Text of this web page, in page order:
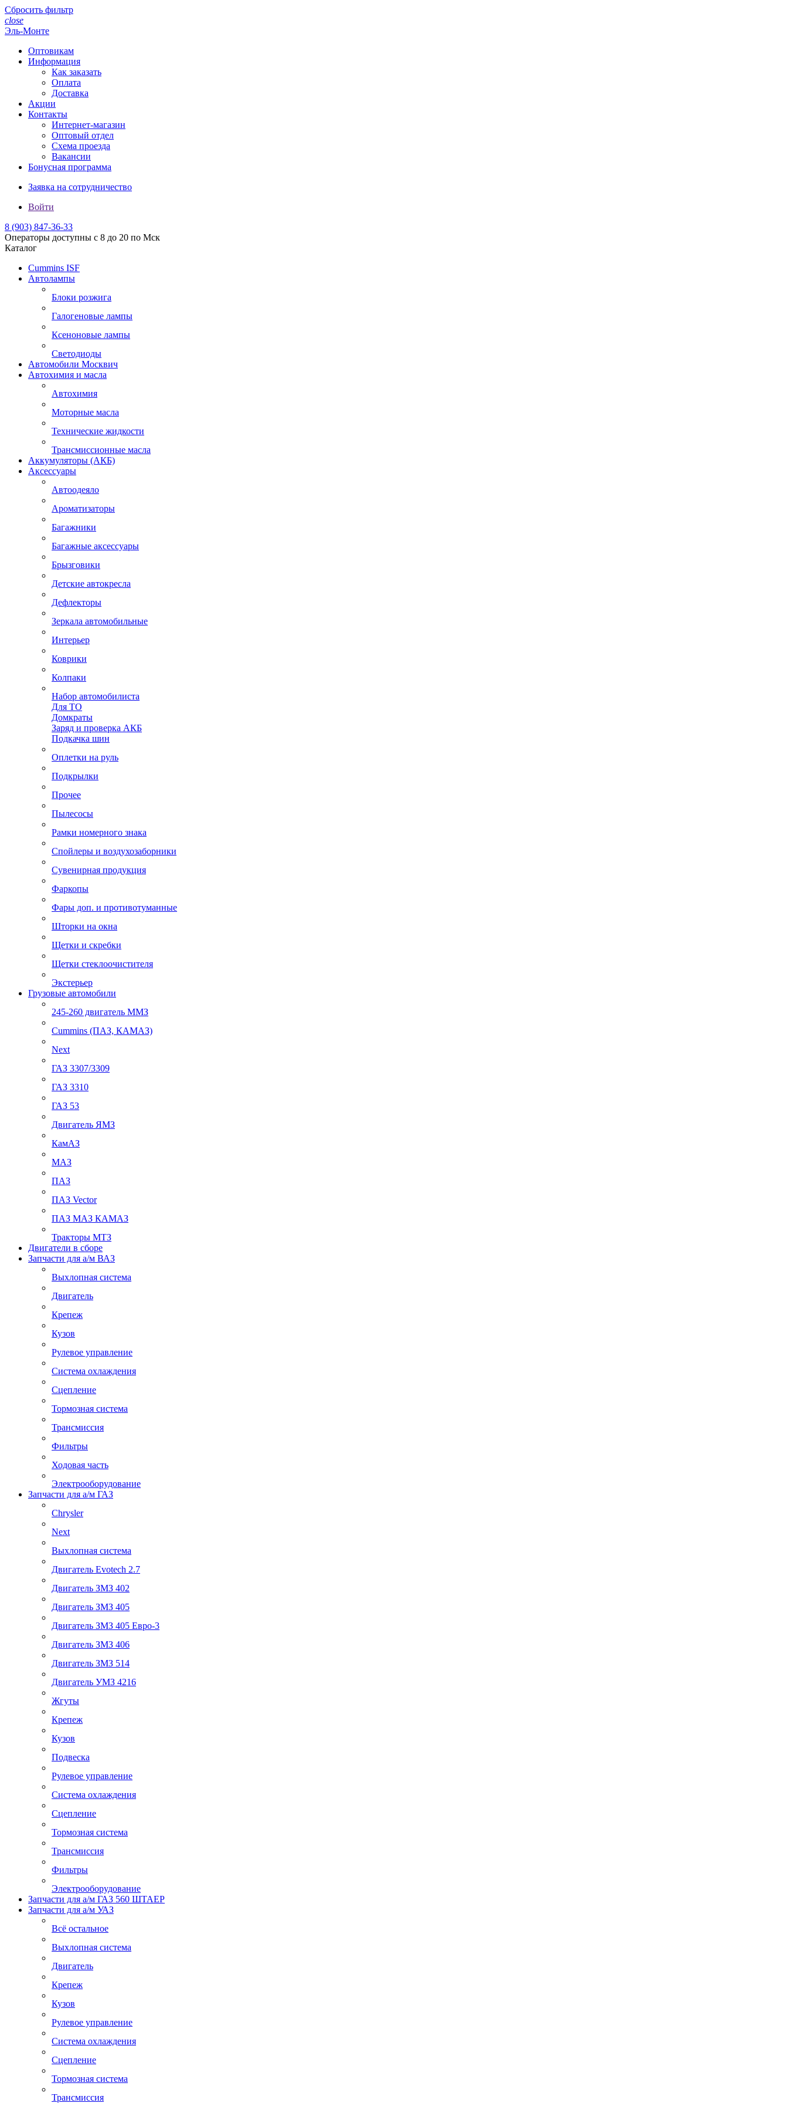
Сбросить фильтр
close
Эль-Монте
Оптовикам
Информация
Как заказать
Оплата
Доставка
Акции
Контакты
Интернет-магазин
Оптовый отдел
Схема проезда
Вакансии
Бонусная программа
Заявка на сотрудничество
Войти
8 (903) 847-36-33
Операторы доступны с 8 до 20 по Мск
Каталог
Cummins ISF
Автолампы
Блоки розжига
Галогеновые лампы
Ксеноновые лампы
Светодиоды
Автомобили Москвич
Автохимия и масла
Автохимия
Моторные масла
Технические жидкости
Трансмиссионные масла
Аккумуляторы (АКБ)
Аксессуары
Автоодеяло
Ароматизаторы
Багажники
Багажные аксессуары
Брызговики
Детские автокресла
Дефлекторы
Зеркала автомобильные
Интерьер
Коврики
Колпаки
Набор автомобилиста
Для ТО
Домкраты
Заряд и проверка АКБ
Подкачка шин
Оплетки на руль
Подкрылки
Прочее
Пылесосы
Рамки номерного знака
Спойлеры и воздухозаборники
Сувенирная продукция
Фаркопы
Фары доп. и противотуманные
Шторки на окна
Щетки и скребки
Щетки стеклоочистителя
Экстерьер
Грузовые автомобили
245-260 двигатель ММЗ
Cummins (ПАЗ, КАМАЗ)
Next
ГАЗ 3307/3309
ГАЗ 3310
ГАЗ 53
Двигатель ЯМЗ
КамАЗ
МАЗ
ПАЗ
ПАЗ Vector
ПАЗ МАЗ КАМАЗ
Тракторы МТЗ
Двигатели в сборе
Запчасти для а/м ВАЗ
Выхлопная система
Двигатель
Крепеж
Кузов
Рулевое управление
Система охлаждения
Сцепление
Тормозная система
Трансмиссия
Фильтры
Ходовая часть
Электрооборудование
Запчасти для а/м ГАЗ
Chrysler
Next
Выхлопная система
Двигатель Evotech 2.7
Двигатель ЗМЗ 402
Двигатель ЗМЗ 405
Двигатель ЗМЗ 405 Евро-3
Двигатель ЗМЗ 406
Двигатель ЗМЗ 514
Двигатель УМЗ 4216
Жгуты
Крепеж
Кузов
Подвеска
Рулевое управление
Система охлаждения
Сцепление
Тормозная система
Трансмиссия
Фильтры
Электрооборудование
Запчасти для а/м ГАЗ 560 ШТАЕР
Запчасти для а/м УАЗ
Всё остальное
Выхлопная система
Двигатель
Крепеж
Кузов
Рулевое управление
Система охлаждения
Сцепление
Тормозная система
Трансмиссия